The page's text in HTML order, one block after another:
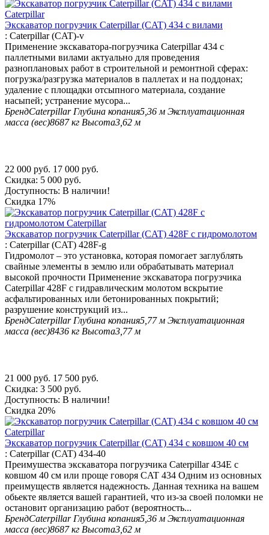
Экскаватор погрузчик Caterpillar (CAT) 434 с вилами
: Caterpillar (CAT)-v
Применение экскаватора-погрузчика Caterpillar 434 с
паллетными вилами актуально для проведения
разноплановых работ в строительной и ремонтной сферах:
погрузка/разгрузка материалов в паллетах и на поддонах;
удаление с площадки отсыпного материала, создание
насыпей; устранение мусора...
БрендCaterpillar Глубина копания5,36 м Эксплуатационная
масса (вес)8687 кг Высота3,62 м
22 000 руб. 17 000 руб.
Скидка: 5 000 руб.
Доступность: В наличии!
Скидка 17%
Экскаватор погрузчик Caterpillar (CAT) 428F с гидромолотом
: Caterpillar (CAT) 428F-g
Гидромолот – это установка, которая помогает заглублять
свайные элементы в землю или обрабатывать материал
высокой прочности Применение экскаватора погрузчика
Caterpillar 428F с гидравлическим молотом вскрытие
асфальтированных или бетонированных покрытий;
разрушение конструкций из...
БрендCaterpillar Глубина копания5,77 м Эксплуатационная
масса (вес)8436 кг Высота3,77 м
21 000 руб. 17 500 руб.
Скидка: 3 500 руб.
Доступность: В наличии!
Скидка 20%
Экскаватор погрузчик Caterpillar (CAT) 434 с ковшом 40 см
: Caterpillar (CAT) 434-40
Преимушества экскаватора погрузчика Caterpillar 434E с
ковшом 40 см или проще говоря CAT 434 Одним из основных
преимуществ является надежность. Данная техника на вашем
обьекте является вашей гарантией, что из-за своей поломки не
остановит организацию работ (вероятность...
БрендCaterpillar Глубина копания5,36 м Эксплуатационная
масса (вес)8687 кг Высота3,62 м